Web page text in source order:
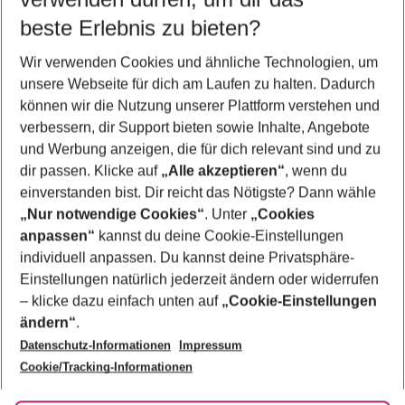
5-8 Nächte
2 Erwachsene Keine Kinder
Mehr Filter anzeigen
Footer
Footer navigation
Über uns
AGB
Bestpreisgarantie
Cookie-Einstellungen ändern
Cookie-Richtlinie
Agenturbetreuung
Barrierefreies Reisen
Folge uns
beste Erlebnis zu bieten?
Wir verwenden Cookies und ähnliche Technologien, um
unsere Webseite für dich am Laufen zu halten. Dadurch
können wir die Nutzung unserer Plattform verstehen und
verbessern, dir Support bieten sowie Inhalte, Angebote
und Werbung anzeigen, die für dich relevant sind und zu
dir passen. Klicke auf „Alle akzeptieren“, wenn du
einverstanden bist. Dir reicht das Nötigste? Dann wähle
„Nur notwendige Cookies“. Unter „Cookies
anpassen“ kannst du deine Cookie-Einstellungen
individuell anpassen. Du kannst deine Privatsphäre-
Einstellungen natürlich jederzeit ändern oder widerrufen
– klicke dazu einfach unten auf „Cookie-Einstellungen
ändern“.
Datenschutz-Informationen
Impressum
Cookie/Tracking-Informationen